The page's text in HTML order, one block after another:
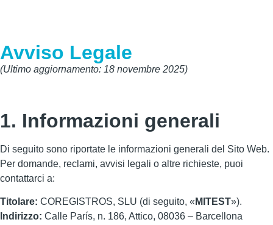
Avviso Legale
(Ultimo aggiornamento: 18 novembre 2025)
1. Informazioni generali
Di seguito sono riportate le informazioni generali del Sito Web.
Per domande, reclami, avvisi legali o altre richieste, puoi
contattarci a:
Titolare: COREGISTROS, SLU (di seguito, « MITEST»).
Indirizzo: Calle París, n. 186, Attico, 08036 – Barcellona